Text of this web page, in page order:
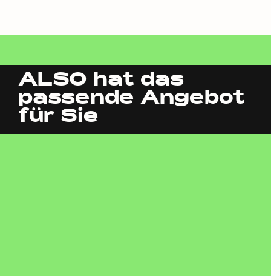
ALSO hat das
passende Angebot
für Sie